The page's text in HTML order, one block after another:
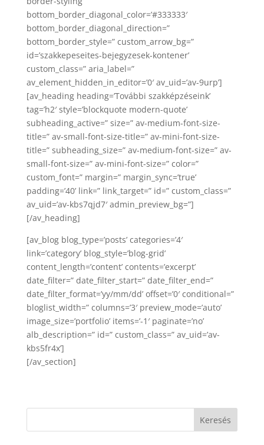
bottom_border_diagonal_color=’#333333′
bottom_border_diagonal_direction=”
bottom_border_style=” custom_arrow_bg=”
id=’szakkepeseites-bejegyzesek-kontener’
custom_class=” aria_label=”
av_element_hidden_in_editor=’0′ av_uid=’av-9urp’]
[av_heading heading=’További szakképzéseink’
tag=’h2′ style=’blockquote modern-quote’
subheading_active=” size=” av-medium-font-size-
title=” av-small-font-size-title=” av-mini-font-size-
title=” subheading_size=” av-medium-font-size=” av-
small-font-size=” av-mini-font-size=” color=”
custom_font=” margin=” margin_sync=’true’
padding=’40’ link=” link_target=” id=” custom_class=”
av_uid=’av-kbs7qjd7′ admin_preview_bg=”]
[/av_heading]
[av_blog blog_type=’posts’ categories=’4′
link=’category’ blog_style=’blog-grid’
content_length=’content’ contents=’excerpt’
date_filter=” date_filter_start=” date_filter_end=”
date_filter_format=’yy/mm/dd’ offset=’0′ conditional=”
bloglist_width=” columns=’3′ preview_mode=’auto’
image_size=’portfolio’ items=’-1′ paginate=’no’
alb_description=” id=” custom_class=” av_uid=’av-
kbs5fr4x’]
[/av_section]